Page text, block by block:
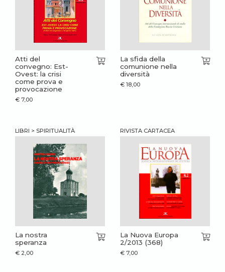
Atti del
convegno: Est-
Ovest: la crisi
come prova e
provocazione
€ 7,00
La sfida della
comunione nella
diversità
€ 18,00
LIBRI > SPIRITUALITÀ
La nostra
speranza
€ 2,00
RIVISTA CARTACEA
La Nuova Europa
2/2013 (368)
€ 7,00